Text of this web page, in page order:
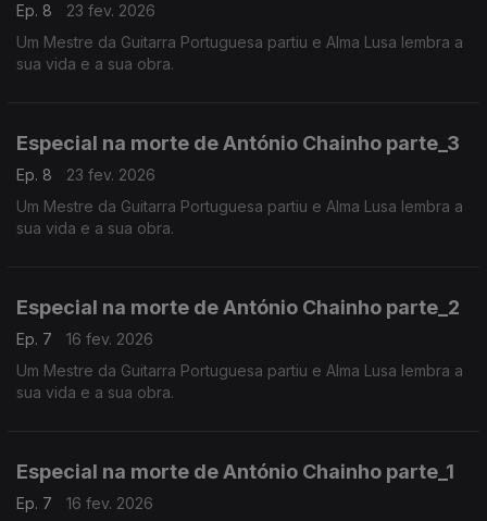
Ep. 8
23 fev. 2026
Um Mestre da Guitarra Portuguesa partiu e Alma Lusa lembra a
sua vida e a sua obra.
Especial na morte de António Chainho parte_3
Ep. 8
23 fev. 2026
Um Mestre da Guitarra Portuguesa partiu e Alma Lusa lembra a
sua vida e a sua obra.
Especial na morte de António Chainho parte_2
Ep. 7
16 fev. 2026
Um Mestre da Guitarra Portuguesa partiu e Alma Lusa lembra a
sua vida e a sua obra.
Especial na morte de António Chainho parte_1
Ep. 7
16 fev. 2026